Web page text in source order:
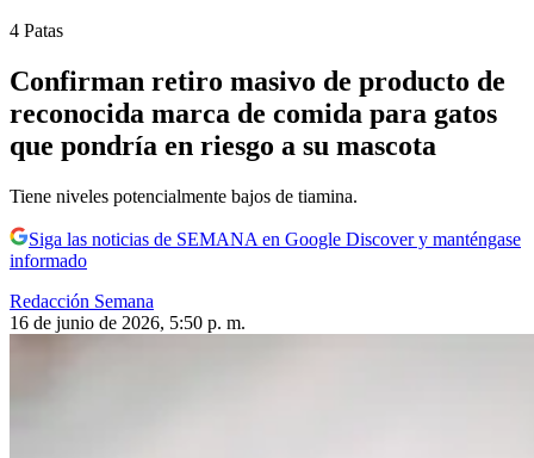
4 Patas
Confirman retiro masivo de producto de
reconocida marca de comida para gatos
que pondría en riesgo a su mascota
Tiene niveles potencialmente bajos de tiamina.
Siga las noticias de SEMANA en Google Discover y manténgase
informado
Redacción Semana
16 de junio de 2026, 5:50 p. m.